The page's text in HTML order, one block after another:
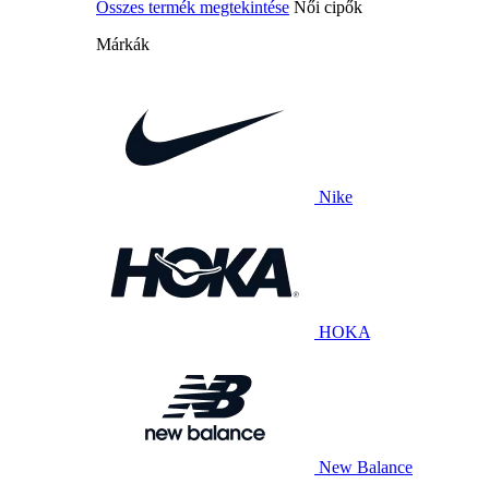
Összes termék megtekintése Női cipők
Márkák
Nike
HOKA
New Balance